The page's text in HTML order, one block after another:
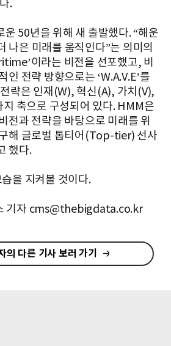
.
50년을 위해 새 출발했다. “해운
나은 미래를 움직인다”는 의미의
이라는 비전을 선포했고, 비
인 전략 방향으로는 ‘W.A.V.E’를
전략은 인재(W), 혁신(A), 가치(V),
축으로 구성되어 있다. HMM은
전과 전략을 바탕으로 미래를 위
해 글로벌 톱티어(Top-tier) 선사
했다.
을 지켜볼 것이다.
기자 cms@thebigdata.co.kr
의 다른 기사 보러 가기